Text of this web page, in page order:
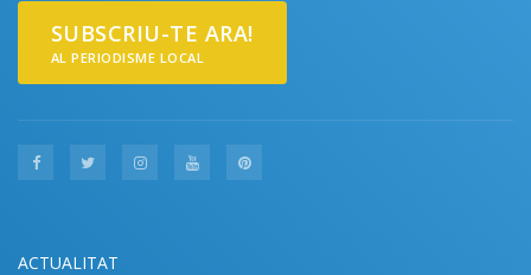
SUBSCRIU-TE ARA!
AL PERIODISME LOCAL
ACTUALITAT